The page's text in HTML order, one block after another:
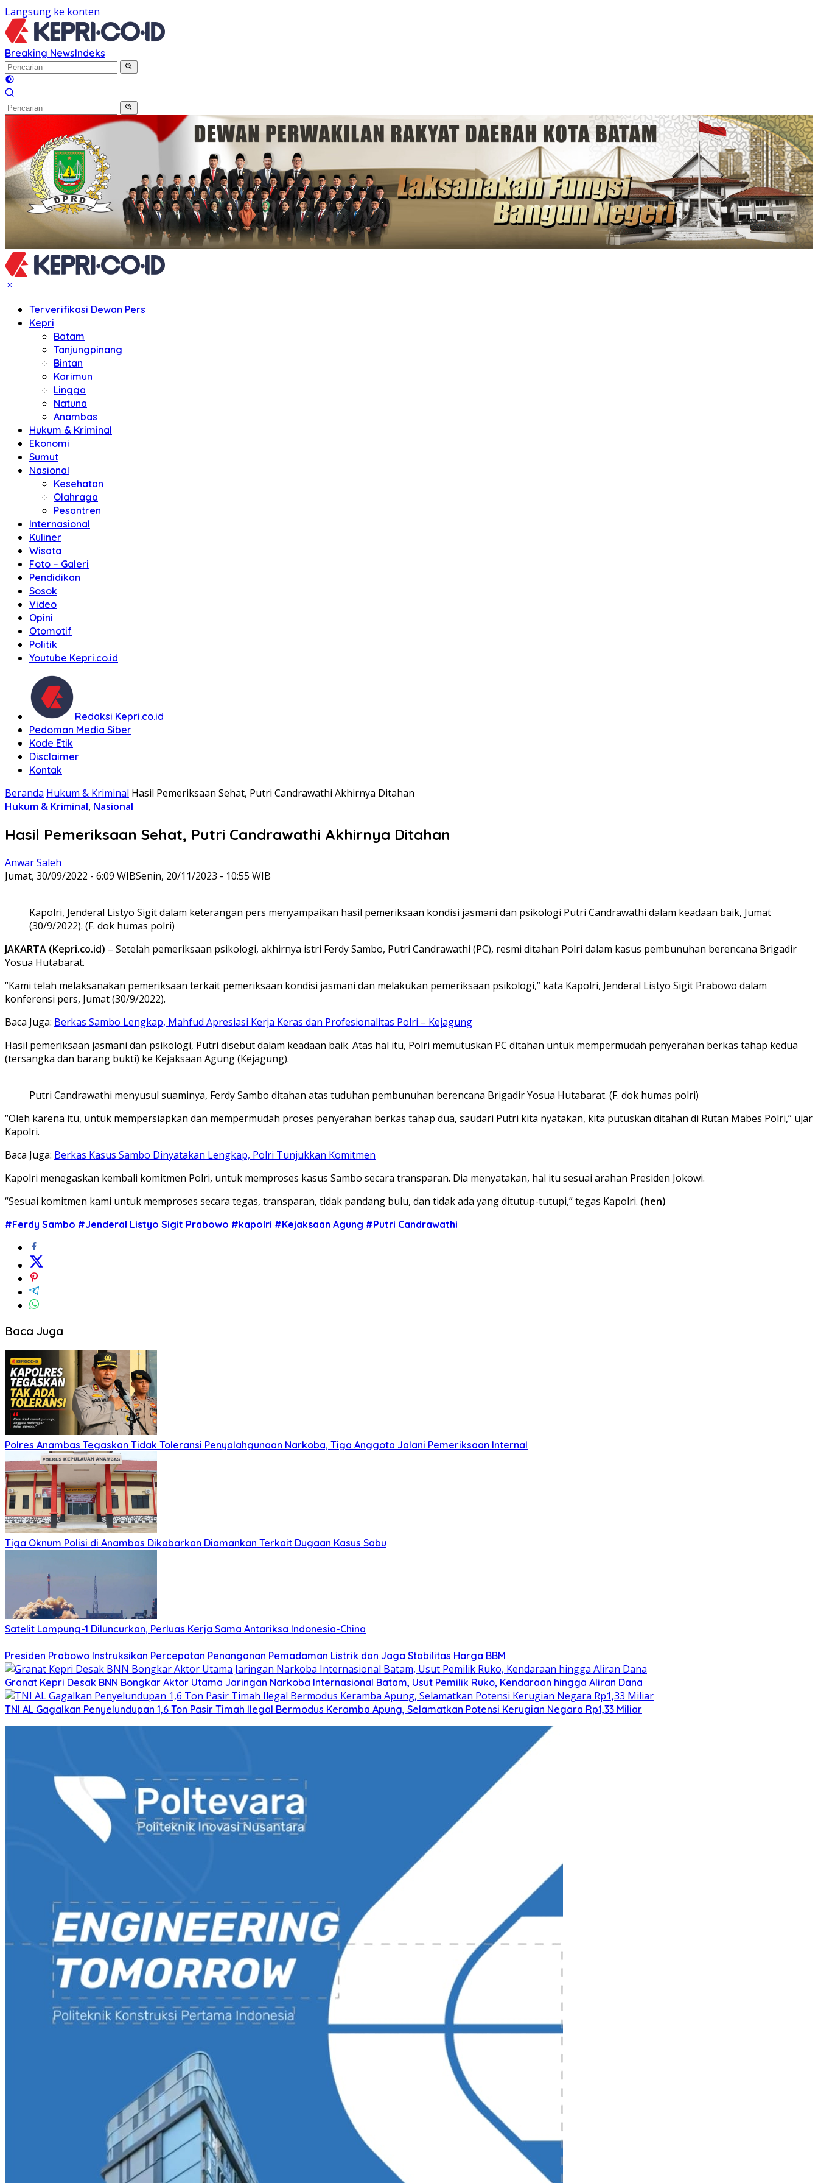
Langsung ke konten
Breaking NewsIndeks
Terverifikasi Dewan Pers
Kepri
Batam
Tanjungpinang
Bintan
Karimun
Lingga
Natuna
Anambas
Hukum & Kriminal
Ekonomi
Sumut
Nasional
Kesehatan
Olahraga
Pesantren
Internasional
Kuliner
Wisata
Foto – Galeri
Pendidikan
Sosok
Video
Opini
Otomotif
Politik
Youtube Kepri.co.id
Redaksi Kepri.co.id
Pedoman Media Siber
Kode Etik
Disclaimer
Kontak
Beranda Hukum & Kriminal Hasil Pemeriksaan Sehat, Putri Candrawathi Akhirnya Ditahan
Hukum & Kriminal, Nasional
Hasil Pemeriksaan Sehat, Putri Candrawathi Akhirnya Ditahan
Anwar Saleh
Jumat, 30/09/2022 - 6:09 WIBSenin, 20/11/2023 - 10:55 WIB
Kapolri, Jenderal Listyo Sigit dalam keterangan pers menyampaikan hasil pemeriksaan kondisi jasmani dan psikologi Putri Candrawathi dalam keadaan baik, Jumat
(30/9/2022). (F. dok humas polri)
JAKARTA (Kepri.co.id) – Setelah pemeriksaan psikologi, akhirnya istri Ferdy Sambo, Putri Candrawathi (PC), resmi ditahan Polri dalam kasus pembunuhan berencana Brigadir
Yosua Hutabarat.
“Kami telah melaksanakan pemeriksaan terkait pemeriksaan kondisi jasmani dan melakukan pemeriksaan psikologi,” kata Kapolri, Jenderal Listyo Sigit Prabowo dalam
konferensi pers, Jumat (30/9/2022).
Baca Juga: Berkas Sambo Lengkap, Mahfud Apresiasi Kerja Keras dan Profesionalitas Polri – Kejagung
Hasil pemeriksaan jasmani dan psikologi, Putri disebut dalam keadaan baik. Atas hal itu, Polri memutuskan PC ditahan untuk mempermudah penyerahan berkas tahap kedua
(tersangka dan barang bukti) ke Kejaksaan Agung (Kejagung).
Putri Candrawathi menyusul suaminya, Ferdy Sambo ditahan atas tuduhan pembunuhan berencana Brigadir Yosua Hutabarat. (F. dok humas polri)
“Oleh karena itu, untuk mempersiapkan dan mempermudah proses penyerahan berkas tahap dua, saudari Putri kita nyatakan, kita putuskan ditahan di Rutan Mabes Polri,” ujar
Kapolri.
Baca Juga: Berkas Kasus Sambo Dinyatakan Lengkap, Polri Tunjukkan Komitmen
Kapolri menegaskan kembali komitmen Polri, untuk memproses kasus Sambo secara transparan. Dia menyatakan, hal itu sesuai arahan Presiden Jokowi.
“Sesuai komitmen kami untuk memproses secara tegas, transparan, tidak pandang bulu, dan tidak ada yang ditutup-tutupi,” tegas Kapolri. (hen)
#Ferdy Sambo #Jenderal Listyo Sigit Prabowo #kapolri #Kejaksaan Agung #Putri Candrawathi
Baca Juga
Polres Anambas Tegaskan Tidak Toleransi Penyalahgunaan Narkoba, Tiga Anggota Jalani Pemeriksaan Internal
Tiga Oknum Polisi di Anambas Dikabarkan Diamankan Terkait Dugaan Kasus Sabu
Satelit Lampung-1 Diluncurkan, Perluas Kerja Sama Antariksa Indonesia-China
Presiden Prabowo Instruksikan Percepatan Penanganan Pemadaman Listrik dan Jaga Stabilitas Harga BBM
Granat Kepri Desak BNN Bongkar Aktor Utama Jaringan Narkoba Internasional Batam, Usut Pemilik Ruko, Kendaraan hingga Aliran Dana
TNI AL Gagalkan Penyelundupan 1,6 Ton Pasir Timah Ilegal Bermodus Keramba Apung, Selamatkan Potensi Kerugian Negara Rp1,33 Miliar